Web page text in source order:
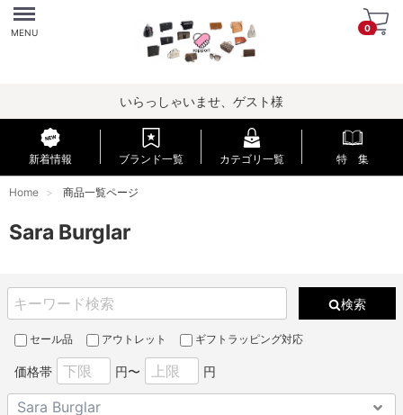
Menu
MENU 0
いらっしゃいませ、ゲスト様
新着情報 ブランド一覧 カテゴリ一覧 特 集
Home 商品一覧ページ
Sara Burglar
検索
セール品 アウトレット ギフトラッピング対応
価格帯 円〜 円